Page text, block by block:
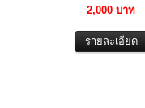
2,000 บาท